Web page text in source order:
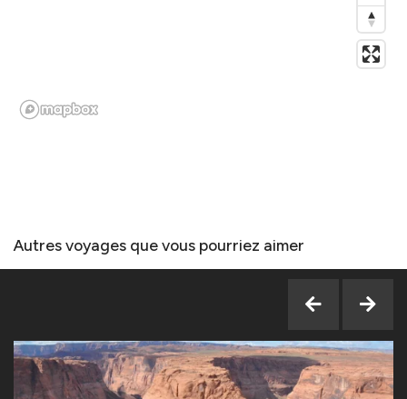
Autres voyages que vous pourriez aimer